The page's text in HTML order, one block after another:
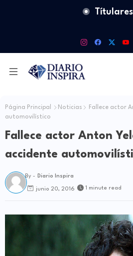
Títulares
Página Principal Noticias
Fallece actor
automovilístico
Fallece actor Anton
accidente
By - Diario Inspira
junio 20, 2016 1 minute read